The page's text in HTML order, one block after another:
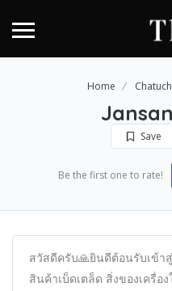
Home
Save
Be the first one to rate!
สวัสดีครับ🙏ยินดีต้อนรับเข้าสู่
สินค้าเบ็ดเตล็ด สิ่งของเครื่อง